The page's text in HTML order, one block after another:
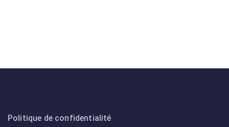
Politique de confidentialité